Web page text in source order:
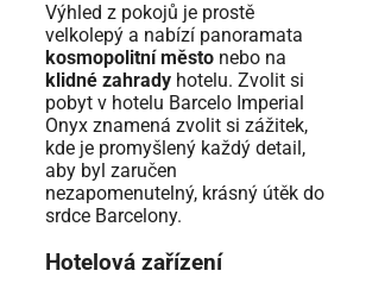
Výhled z pokojů je prostě
velkolepý a nabízí panoramata
kosmopolitní město nebo na
klidné zahrady hotelu. Zvolit si
pobyt v hotelu Barcelo Imperial
Onyx znamená zvolit si zážitek,
kde je promyšlený každý detail,
aby byl zaručen
nezapomenutelný, krásný útěk do
srdce Barcelony.
Hotelová zařízení